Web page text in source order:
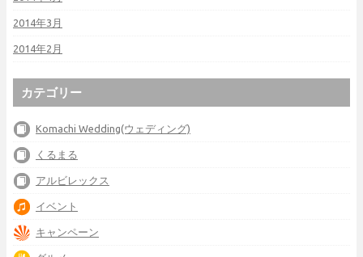
2014年3月
2014年2月
カテゴリー
Komachi Wedding(ウェディング)
くるまる
アルビレックス
イベント
キャンペーン